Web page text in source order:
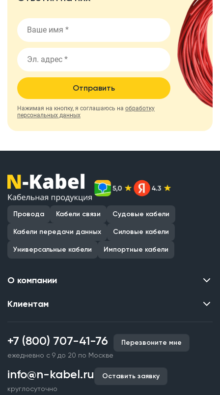
Отправить
Нажимая на кнопку, я соглашаюсь на обработку
персональных данных
Провода Кабели связи Судовые кабели
Кабели передачи данных Силовые кабели
Универсальные кабели Импортные кабели
О компании
Контакты
Наши объекты
Партнерство
Документы и реквизиты
Клиентам
Производство кабельной продукции
Срочное изготовление
Оплата и доставка
Гарантия качества
+7 (800) 707-41-76
ежедневно с 9 до 20 по Москве
Перезвоните мне
info@n-kabel.ru
круглосуточно
Оставить заявку